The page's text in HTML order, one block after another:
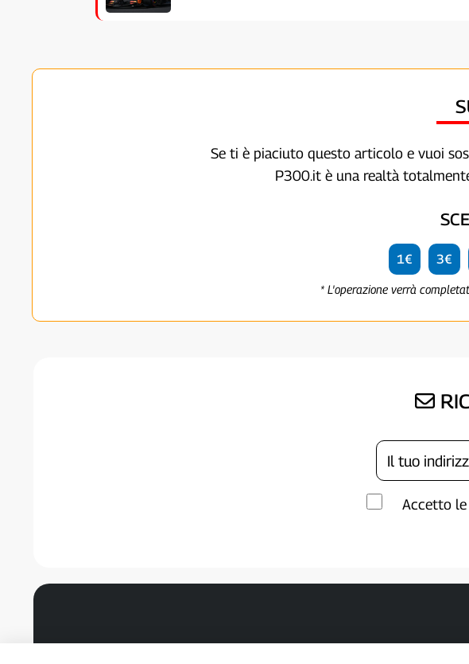
Se ti è piaciuto questo articolo e vuoi
P300.it è una realtà
1€ 3€
* L'operazione verrà
Accetto